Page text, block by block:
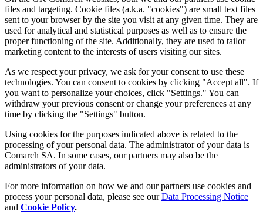
files and targeting. Cookie files (a.k.a. "cookies") are small text files
sent to your browser by the site you visit at any given time. They are
used for analytical and statistical purposes as well as to ensure the
proper functioning of the site. Additionally, they are used to tailor
marketing content to the interests of users visiting our sites.
As we respect your privacy, we ask for your consent to use these
technologies. You can consent to cookies by clicking "Accept all". If
you want to personalize your choices, click "Settings." You can
withdraw your previous consent or change your preferences at any
time by clicking the "Settings" button.
Using cookies for the purposes indicated above is related to the
processing of your personal data. The administrator of your data is
Comarch SA. In some cases, our partners may also be the
administrators of your data.
For more information on how we and our partners use cookies and
process your personal data, please see ourData Processing Notice
and Cookie Policy.